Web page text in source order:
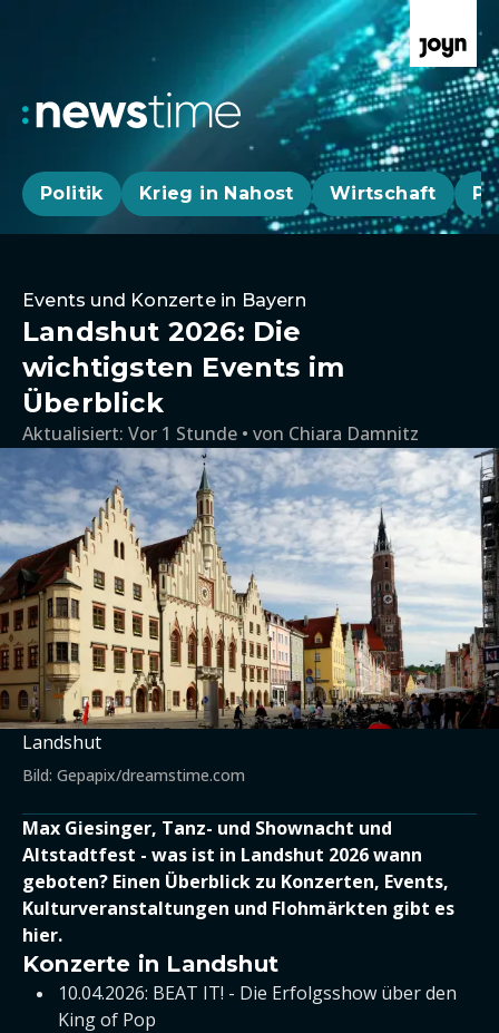
Politik Krieg in Nahost Wirtschaft
Events und Konzerte in Bayern
Landshut 2026: Die
wichtigsten Events im
Überblick
Aktualisiert: Vor 1 Stunde von Chiara Damnitz
Landshut
Bild: Gepapix/dreamstime.com
Max Giesinger, Tanz- und Shownacht und
Altstadtfest - was ist in Landshut 2026 wann
geboten? Einen Überblick zu Konzerten, Events,
Kulturveranstaltungen und Flohmärkten gibt es
hier.
Konzerte in Landshut
10.04.2026: BEAT IT! - Die Erfolgsshow über den
King of Pop